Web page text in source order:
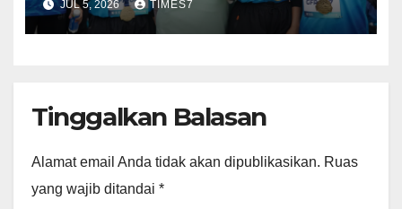
Run 5K di Karangsambung
JUL 5, 2026 TIMES7
Tinggalkan Balasan
Alamat email Anda tidak akan dipublikasikan. Ruas
yang wajib ditandai *